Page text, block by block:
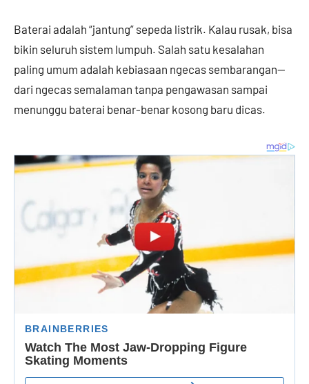
Baterai adalah “jantung” sepeda listrik. Kalau rusak, bisa
bikin seluruh sistem lumpuh. Salah satu kesalahan
paling umum adalah kebiasaan ngecas sembarangan—
dari ngecas semalaman tanpa pengawasan sampai
menunggu baterai benar-benar kosong baru dicas.